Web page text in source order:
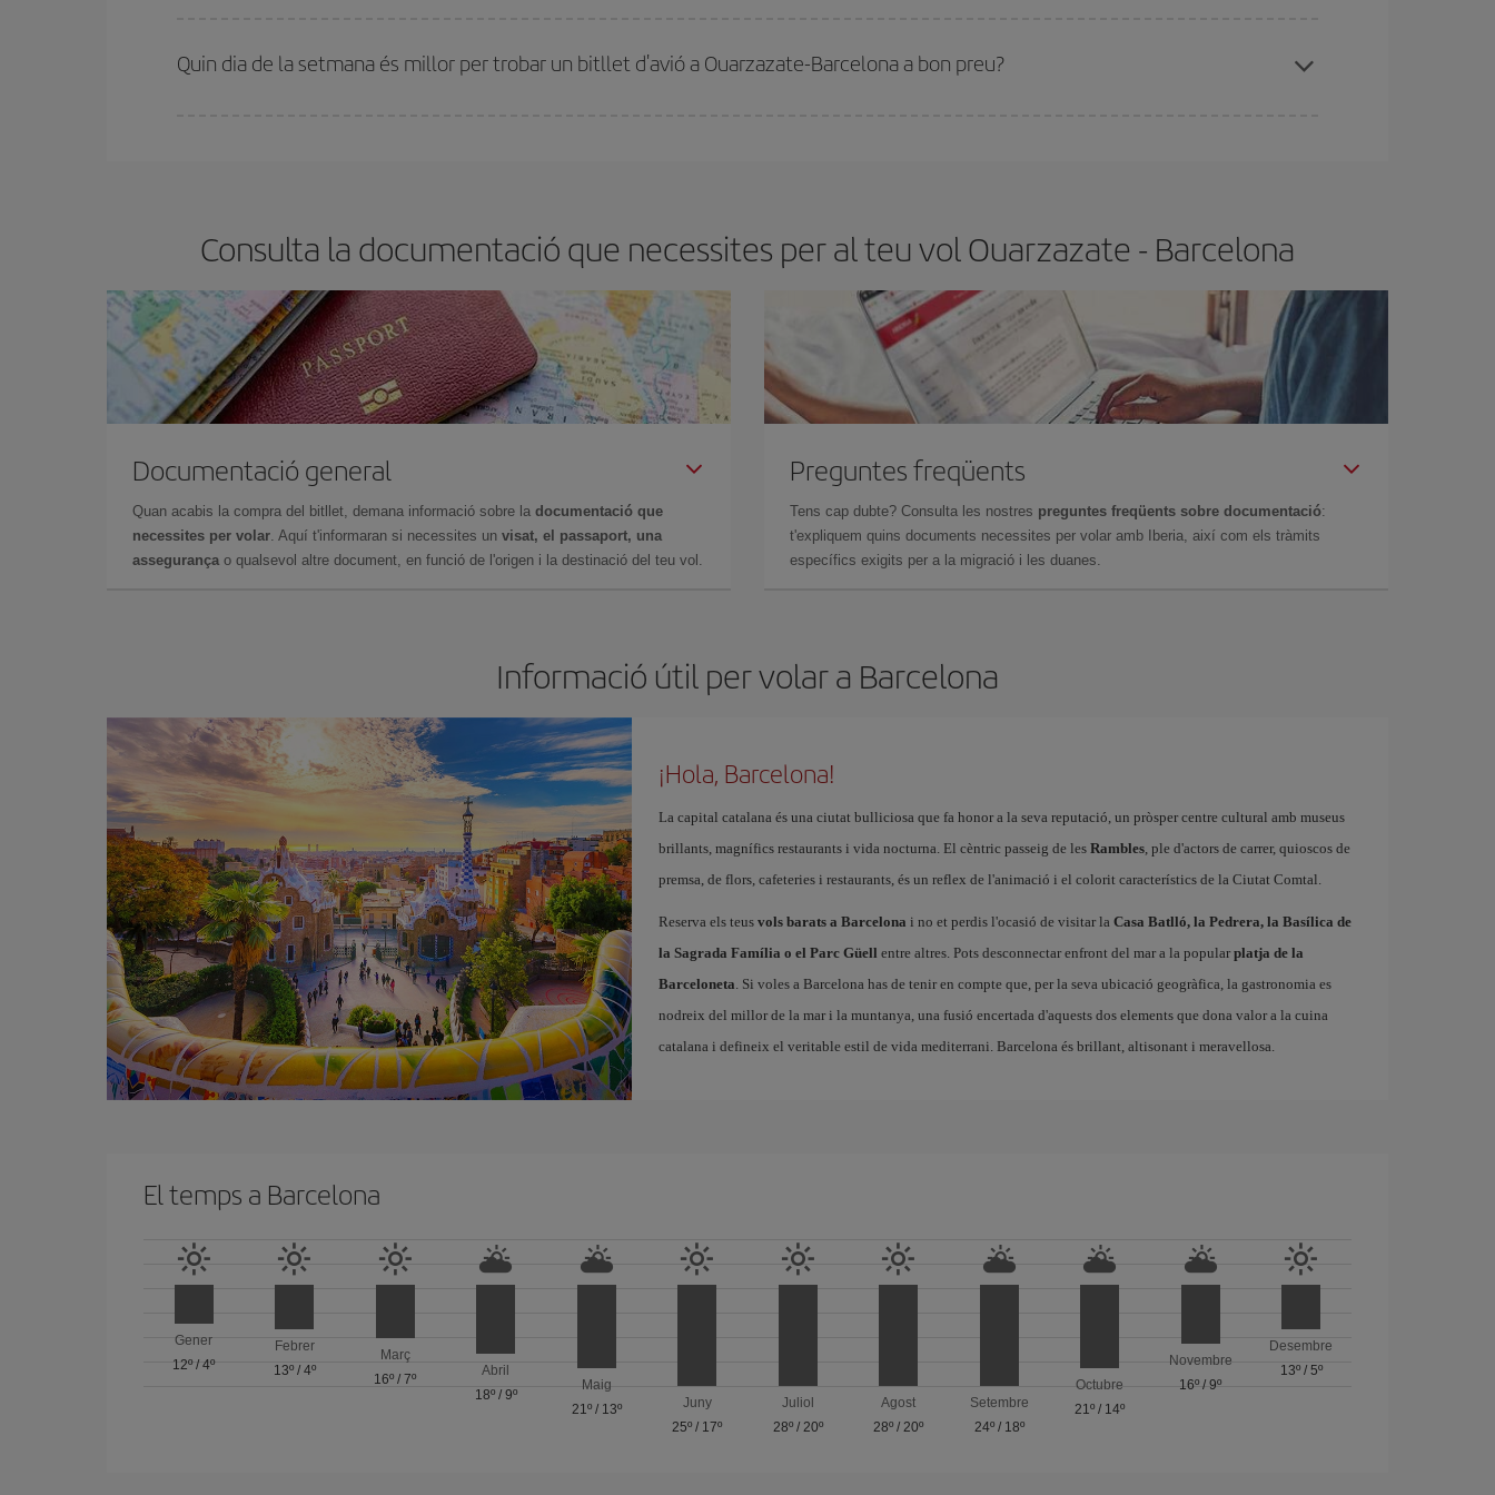
Quin dia de la setmana és millor per trobar un bitllet d'avió a Ouarzazate-Barcelona a bon preu?
Consulta la documentació que necessites per al teu vol Ouarzazate - Barcelona
Documentació general
Quan acabis la compra del bitllet, demana informació sobre la documentació que
necessites per volar. Aquí t'informaran si necessites un visat, el passaport, una
assegurança o qualsevol altre document, en funció de l'origen i la destinació del teu vol.
Preguntes freqüents
Tens cap dubte? Consulta les nostres preguntes freqüents sobre documentació:
t'expliquem quins documents necessites per volar amb Iberia, així com els tràmits
específics exigits per a la migració i les duanes.
Informació útil per volar a Barcelona
¡Hola, Barcelona!
La capital catalana és una ciutat bulliciosa que fa honor a la seva reputació, un pròsper centre cultural amb museus
brillants, magnífics restaurants i vida nocturna. El cèntric passeig de les Rambles, ple d'actors de carrer, quioscos de
premsa, de flors, cafeteries i restaurants, és un reflex de l'animació i el colorit característics de la Ciutat Comtal.
Reserva els teus vols barats a Barcelona i no et perdis l'ocasió de visitar la Casa Batlló, la Pedrera, la Basílica de
la Sagrada Família o el Parc Güell entre altres. Pots desconnectar enfront del mar a la popular platja de la
Barceloneta. Si voles a Barcelona has de tenir en compte que, per la seva ubicació geogràfica, la gastronomia es
nodreix del millor de la mar i la muntanya, una fusió encertada d'aquests dos elements que dona valor a la cuina
catalana i defineix el veritable estil de vida mediterrani. Barcelona és brillant, altisonant i meravellosa.
El temps a Barcelona
Gener
12º/4º
Febrer
13º/ 4º
Març
16º /7º
Abril
18º/ 9º
Maig
21º/ 13º
Juny
25º / 17º
Juliol
28º/ 20º
Agost
28º /20º
Setembre
24º/ 18º
Octubre
21º / 14º
Novembre
16º /9º
Desembre
13º/ 5º